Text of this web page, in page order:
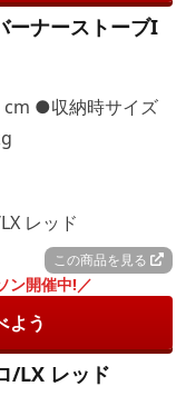
ーナーストーブI
cm ●収納時サイズ
この商品を見る
ン開催中!／
よう
/LX レッド